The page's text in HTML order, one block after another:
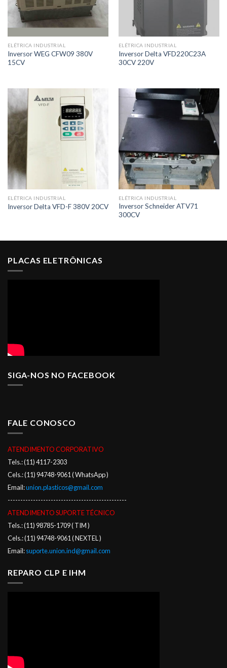
ELÉTRICA INDUSTRIAL
Inversor WEG CFW09 380V
15CV
ELÉTRICA INDUSTRIAL
Inversor Delta VFD220C23A
30CV 220V
ELÉTRICA INDUSTRIAL
Inversor Delta VFD-F 380V 20CV
ELÉTRICA INDUSTRIAL
Inversor Schneider ATV71
300CV
PLACAS ELETRÔNICAS
SIGA-NOS NO FACEBOOK
FALE CONOSCO
ATENDIMENTO CORPORATIVO
Tels.: (11) 4117-2303
Cels.: (11) 94748-9061 ( WhatsApp )
Email:union.plasticos@gmail.com
-----------------------------------------------
ATENDIMENTO SUPORTE TÉCNICO
Tels.: (11) 98785-1709 ( TIM )
Cels.: (11) 94748-9061 ( NEXTEL )
Email:suporte.union.ind@gmail.com
REPARO CLP E IHM